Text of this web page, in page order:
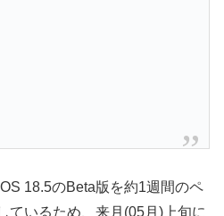
18.5のBeta版を約1週間のペ
ているため、来月(05月)上旬に